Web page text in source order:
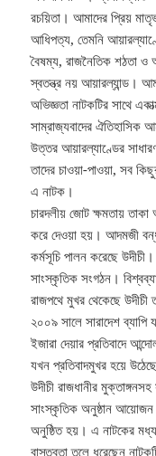
রচয়িতা। আমাদের প্রিয়
আধিপত্য, তেমনি
বৈষম্য, রাজনৈতিক শঠতা ও
স্বতন্ত্র নয় আয়ারল্যান্ড।
অভিজ্ঞতা নাটকটির সাথে
সাম্রাজ্যবাদের ঐতিহাসিক
উত্তর আয়ারল্যাণ্ডের
তাদের চাওয়া-পাওয়া, সব
এ নাটক।
চারদলীয় জোট ক্ষমতায়
করে দেওয়া হয়। আদমজী বন্ধ
কর্মসূচি পালন করেছে
সাংস্কৃতিক সংগঠন।
রাজপথে মুখর থেকেছে
২০০৯ সালে সারাদেশ ব্যাপি
ইজারা দেয়ার প্রতিবাদে
যখন প্রতিবাদমুখর হয়ে
উদীচী রাজধানীর
সাংস্কৃতিক অনুষ্ঠান আয়োজন
অনুষ্ঠিত হয়। এ নাটকের
বাস্তবতা তুলে ধরেছেন